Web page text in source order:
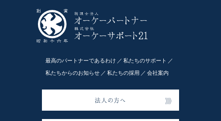
最高のパートナーであるわけ 私たちのサポート
私たちからのお知らせ 私たちの採用 会社案内
法人の方へ